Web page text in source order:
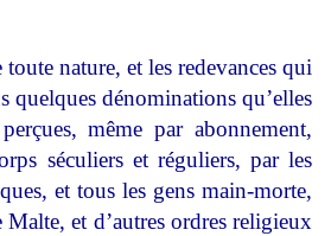
nature, et les redevances qui
quelques dénominations qu’elles
même par abonnement,
séculiers et réguliers, par les
et tous les gens main-morte,
Malte, et d’autres ordres religieux